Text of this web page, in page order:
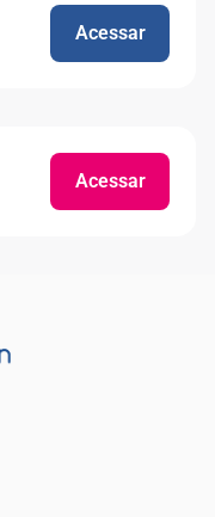
Acessar
Acessar